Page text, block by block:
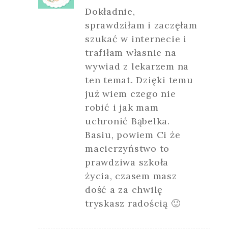
Dokładnie,
sprawdziłam i zaczęłam
szukać w internecie i
trafiłam własnie na
wywiad z lekarzem na
ten temat. Dzięki temu
już wiem czego nie
robić i jak mam
uchronić Bąbelka.
Basiu, powiem Ci że
macierzyństwo to
prawdziwa szkoła
życia, czasem masz
dość a za chwilę
tryskasz radością 🙂